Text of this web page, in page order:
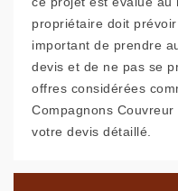
propriétaire doit
important de prendre
devis et de ne pas se
offres considérées
Compagnons Couvreur
votre devis détaillé.